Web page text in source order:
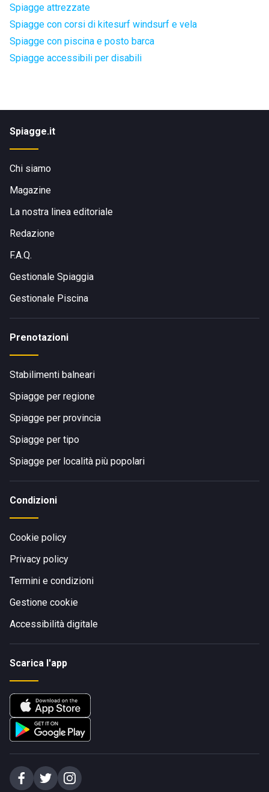
Spiagge attrezzate
Spiagge con corsi di kitesurf windsurf e vela
Spiagge con piscina e posto barca
Spiagge accessibili per disabili
Spiagge.it
Chi siamo
Magazine
La nostra linea editoriale
Redazione
F.A.Q.
Gestionale Spiaggia
Gestionale Piscina
Prenotazioni
Stabilimenti balneari
Spiagge per regione
Spiagge per provincia
Spiagge per tipo
Spiagge per località più popolari
Condizioni
Cookie policy
Privacy policy
Termini e condizioni
Gestione cookie
Accessibilità digitale
Scarica l'app